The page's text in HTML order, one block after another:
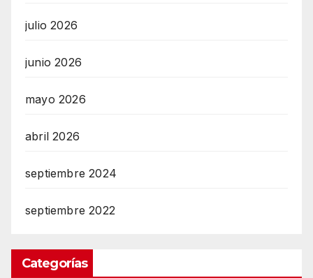
julio 2026
junio 2026
mayo 2026
abril 2026
septiembre 2024
septiembre 2022
Categorías